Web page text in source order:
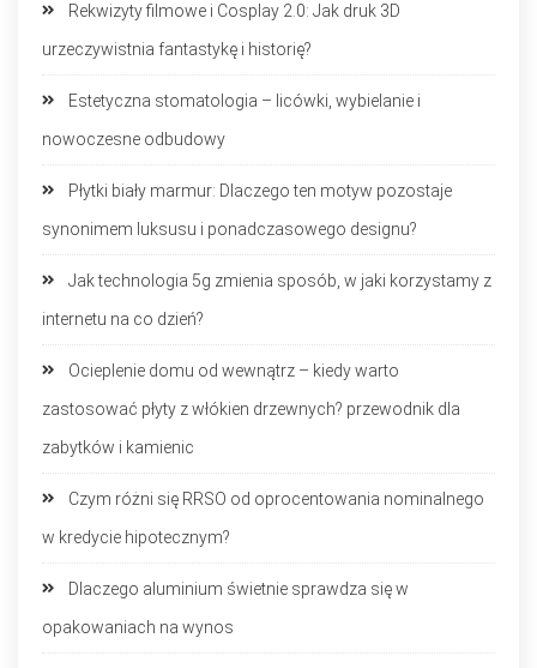
Rekwizyty filmowe i Cosplay 2.0: Jak druk 3D
urzeczywistnia fantastykę i historię?
Estetyczna stomatologia – licówki, wybielanie i
nowoczesne odbudowy
Płytki biały marmur: Dlaczego ten motyw pozostaje
synonimem luksusu i ponadczasowego designu?
Jak technologia 5g zmienia sposób, w jaki korzystamy z
internetu na co dzień?
Ocieplenie domu od wewnątrz – kiedy warto
zastosować płyty z włókien drzewnych? przewodnik dla
zabytków i kamienic
Czym różni się RRSO od oprocentowania nominalnego
w kredycie hipotecznym?
Dlaczego aluminium świetnie sprawdza się w
opakowaniach na wynos